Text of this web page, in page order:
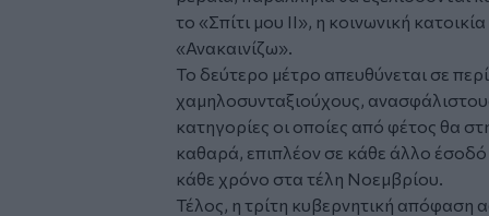
το «Σπίτι μου ΙΙ», η κοινωνική
«Ανακαινίζω».
Το δεύτερο μέτρο απευθύνεται σε
χαμηλοσυνταξιούχους,
κατηγορίες οι οποίες από φέτος θα
καθαρά, επιπλέον σε κάθε άλλο
κάθε χρόνο στα τέλη Νοεμβρίου.
Τέλος, η τρίτη κυβερνητική